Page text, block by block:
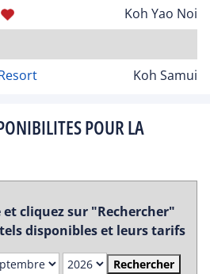
Koh Yao Noi
Koh Samui
POUR LA
et cliquez sur "Rechercher"
disponibles et leurs tarifs
Rechercher